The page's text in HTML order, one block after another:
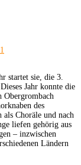
startet sie, die 3.
Jahr konnte die
Obergrombach
des
Choräle und nach
liefen gehörig aus
– inzwischen
Ländern